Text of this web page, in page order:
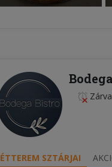
Zárva
ÉTTEREM SZTÁRJAI